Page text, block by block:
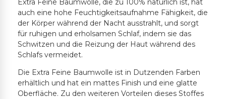
Extra Feine Baumwolle, die zu 100% natürlich ist, hat
auch eine hohe Feuchtigkeitsaufnahme Fähigkeit, die
der Körper während der Nacht ausstrahlt, und sorgt
für ruhigen und erholsamen Schlaf, indem sie das
Schwitzen und die Reizung der Haut während des
Schlafs vermeidet.
Die Extra Feine Baumwolle ist in Dutzenden Farben
erhältlich und hat ein mattes Finish und eine glatte
Oberfläche. Zu den weiteren Vorteilen dieses Stoffes